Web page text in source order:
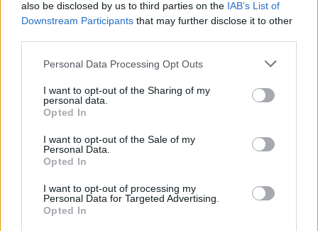
also be disclosed by us to third parties on the IAB’s List of
Downstream Participants that may further disclose it to other
Personal Data Processing Opt Outs
I want to opt-out of the Sharing of my
personal data.
Opted In
I want to opt-out of the Sale of my
Personal Data.
Opted In
I want to opt-out of processing my
Personal Data for Targeted Advertising.
Opted In
Eurojackpot: Τα αποτελέσματα της κλήρωσης της
Παρασκευής